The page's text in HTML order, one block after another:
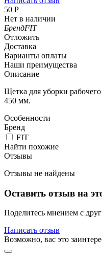
‍50‍ Р
Нет в наличии
БрендFIT
Отложить
Доставка
Варианты оплаты
Наши преимущества
Описание
Щетка для уборки
450 мм.
Особенности
Бренд
FIT
Найти похожие
Отзывы
Отзывы не найдены
Оставить отзыв на
Поделитесь мнением с
Написать отзыв
Возможно, вас это